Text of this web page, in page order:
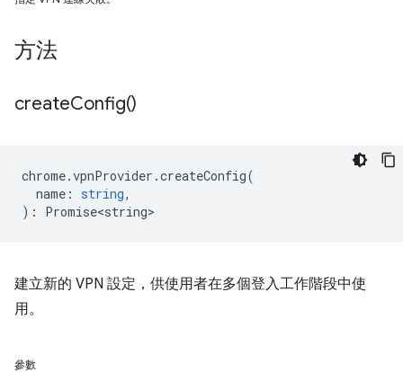
方法
createConfig()
chrome.vpnProvider .createConfig(
name : string,
) : Promise<string>
建立新的 VPN 設定，供使用者在多個登入工作階段中使
用。
參數